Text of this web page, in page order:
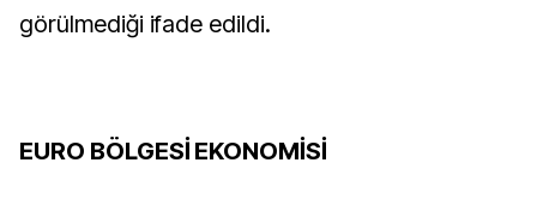
görülmediği ifade edildi.
EURO BÖLGESİ EKONOMİSİ